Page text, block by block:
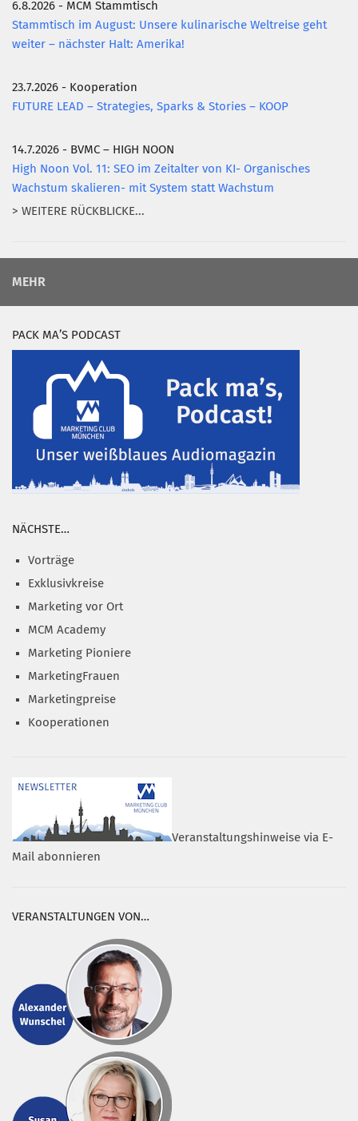
6.8.2026 - MCM Stammtisch
Stammtisch im August: Unsere kulinarische Weltreise geht
weiter – nächster Halt: Amerika!
23.7.2026 - Kooperation
FUTURE LEAD – Strategies, Sparks & Stories – KOOP
14.7.2026 - BVMC – HIGH NOON
High Noon Vol. 11: SEO im Zeitalter von KI- Organisches
Wachstum skalieren- mit System statt Wachstum
> WEITERE RÜCKBLICKE...
MEHR
PACK MA’S PODCAST
NÄCHSTE…
Vorträge
Exklusivkreise
Marketing vor Ort
MCM Academy
Marketing Pioniere
MarketingFrauen
Marketingpreise
Kooperationen
Veranstaltungshinweise via E-
Mail abonnieren
VERANSTALTUNGEN VON…